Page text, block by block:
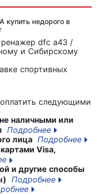
купить недорого в
dfc a43 /
и Сибирскому
спортивных
следующими
наличными или
Подробнее
лица Подробнее
Visa,
и другие способы
Подробнее